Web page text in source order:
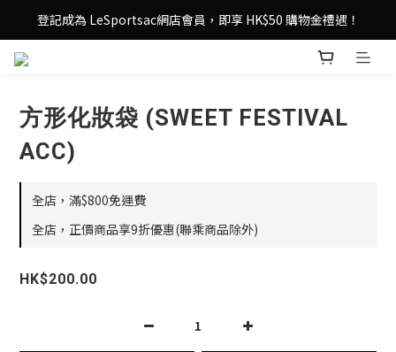
登記成為 LeSportsac網店會員，即享 HK$50 購物金禮遇！
登記成為 LeSportsac網店會員，即享 HK$50 購物金禮遇！
滿 $800尊享港澳免費送貨，購物從此更輕鬆自在！
方形化妝袋 (SWEET FESTIVAL
ACC)
全店，滿$800免運費
全店，正價商品享9折優惠(聯乘商品除外)
HK$200.00